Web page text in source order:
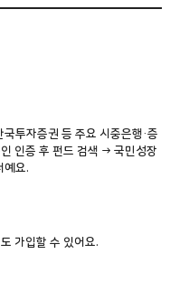
투자증권 등 주요 시중은행·증
인증 후 펀드 검색 → 국민성장
예요.
가입할 수 있어요.